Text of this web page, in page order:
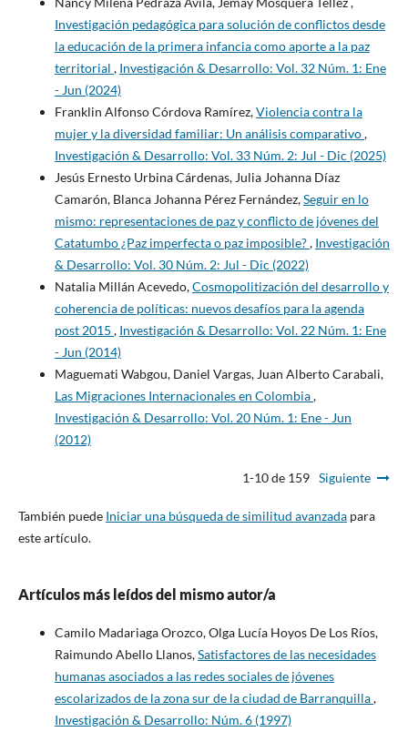
Investigación pedagógica para solución de conflictos desde
la educación de la primera infancia como aporte a la paz
territorial , Investigación & Desarrollo: Vol. 32 Núm. 1: Ene
- Jun (2024)
Franklin Alfonso Córdova Ramírez,Violencia contra la
mujer y la diversidad familiar: Un análisis comparativo,
Investigación & Desarrollo: Vol. 33 Núm. 2: Jul - Dic (2025)
Jesús Ernesto Urbina Cárdenas, Julia Johanna Díaz
Camarón, Blanca Johanna Pérez Fernández,Seguir en lo
mismo: representaciones de paz y conflicto de jóvenes del
Catatumbo ¿Paz imperfecta o paz imposible?, Investigación
& Desarrollo: Vol. 30 Núm. 2: Jul - Dic (2022)
Natalia Millán Acevedo,Cosmopolitización del desarrollo y
coherencia de políticas: nuevos desafíos para la agenda
post 2015 , Investigación & Desarrollo: Vol. 22 Núm. 1: Ene
- Jun (2014)
Maguemati Wabgou, Daniel Vargas, Juan Alberto Carabali,
Las Migraciones Internacionales en Colombia,
Investigación & Desarrollo: Vol. 20 Núm. 1: Ene - Jun
(2012)
1-10 de 159 Siguiente
También puede Iniciar una búsqueda de similitud avanzadapara
este artículo.
Artículos más leídos del mismo autor/a
Camilo Madariaga Orozco, Olga Lucía Hoyos De Los Ríos,
Raimundo Abello Llanos,Satisfactores de las necesidades
humanas asociados a las redes sociales de jóvenes
escolarizados de la zona sur de la ciudad de Barranquilla,
Investigación & Desarrollo: Núm. 6 (1997)